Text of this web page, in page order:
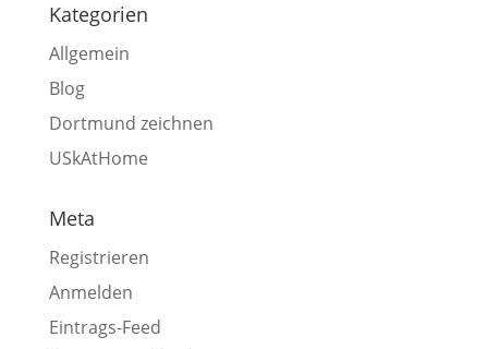
Kategorien
Allgemein
Blog
Dortmund zeichnen
USkAtHome
Meta
Registrieren
Anmelden
Eintrags-Feed